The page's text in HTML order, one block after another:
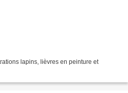
lapins, lièvres en peinture et